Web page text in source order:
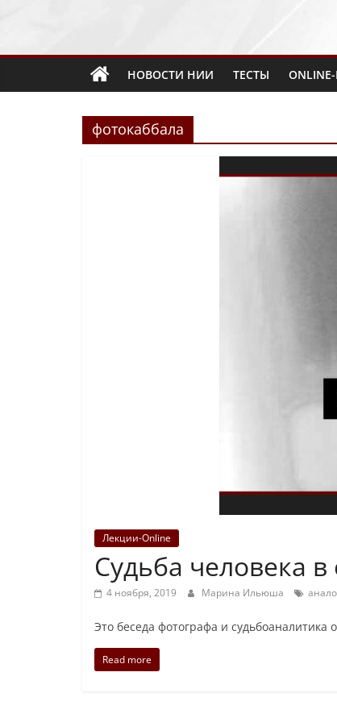
НОВОСТИ НИИ ТЕСТЫ
фотокаббала
Лекции-Online
Судьба человека
4 ноября, 2019 Марина Ильюша
Это беседа фотографа и
Read more